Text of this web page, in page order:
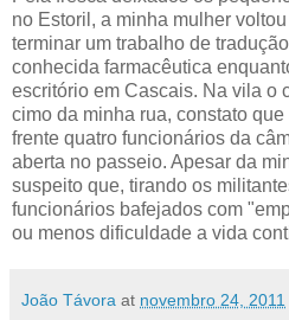
no Estoril, a minha mulher
terminar um trabalho de
conhecida farmacêutica
escritório em Cascais. Na vila o
cimo da minha rua, constato
frente quatro funcionários da
aberta no passeio. Apesar da
suspeito que, tirando os
funcionários bafejados com
ou menos dificuldade a vida
João Távora at novembro 24, 2011